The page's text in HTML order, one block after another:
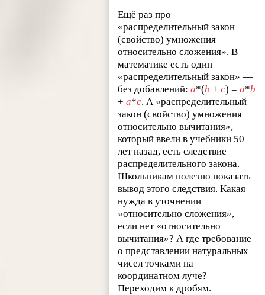
Ещё раз про
«распределительный закон
(свойство) умножения
относительно сложения». В
математике есть один
«распределительный закон» —
без добавлений:a*(b +c) =a*b
+a*c. А «распределительный
закон (свойство) умножения
относительно вычитания»,
который ввели в учебники 50
лет назад, есть следствие
распределительного закона.
Школьникам полезно показать
вывод этого следствия. Какая
нужда в уточнении
«относительно сложения»,
если нет «относительно
вычитания»? А где требование
о представлении натуральных
чисел точками на
координатном луче?
Переходим к дробям.